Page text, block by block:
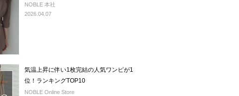
NOBLE 本社
2026.04.07
気温上昇に伴い1枚完結の人気ワンピが1
位！ランキングTOP10
NOBLE Online Store